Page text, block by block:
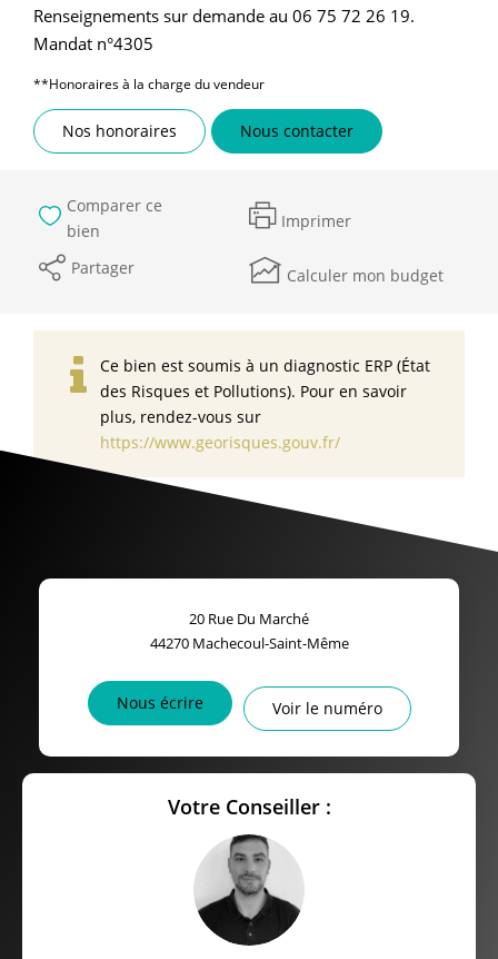
Renseignements sur demande au 06 75 72 26 19.
Mandat n°4305
**Honoraires à la charge du vendeur
Nos honoraires Nous contacter
Comparer ce
bien
Imprimer
Partager Calculer mon budget
Ce bien est soumis à un diagnostic ERP (État
des Risques et Pollutions). Pour en savoir
plus, rendez-vous sur
https://www.georisques.gouv.fr/
20 Rue Du Marché
44270 Machecoul-Saint-Même
Nous écrire Voir le numéro
Votre Conseiller :